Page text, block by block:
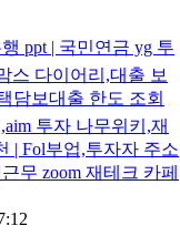
ppt | 국민연금 yg 투
스 다이어리,대출 보
담보대출 한도 조회
투자 나무위키,재
| Fol부업,투자자 주소
무 zoom 재테크 카페